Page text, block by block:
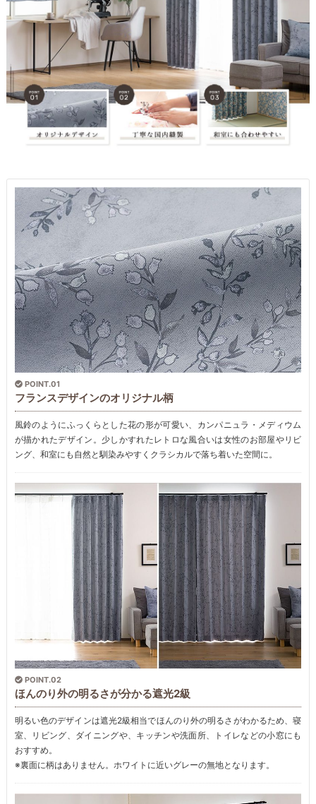
POINT.01
フランスデザインのオリジナル柄
風鈴のようにふっくらとした花の形が可愛い、カンパニュラ・メディウム
が描かれたデザイン。少しかすれたレトロな風合いは女性のお部屋やリビ
ング、和室にも自然と馴染みやすくクラシカルで落ち着いた空間に。
POINT.02
ほんのり外の明るさが分かる遮光2級
明るい色のデザインは遮光2級相当でほんのり外の明るさがわかるため、寝
室、リビング、ダイニングや、キッチンや洗面所、トイレなどの小窓にも
おすすめ。
※裏面に柄はありません。ホワイトに近いグレーの無地となります。